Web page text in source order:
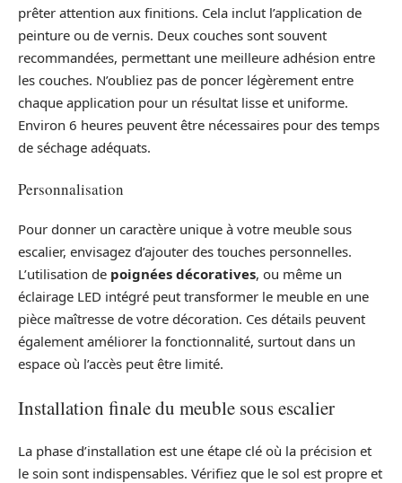
prêter attention aux finitions. Cela inclut l’application de
peinture ou de vernis. Deux couches sont souvent
recommandées, permettant une meilleure adhésion entre
les couches. N’oubliez pas de poncer légèrement entre
chaque application pour un résultat lisse et uniforme.
Environ 6 heures peuvent être nécessaires pour des temps
de séchage adéquats.
Personnalisation
Pour donner un caractère unique à votre meuble sous
escalier, envisagez d’ajouter des touches personnelles.
L’utilisation de poignées décoratives, ou même un
éclairage LED intégré peut transformer le meuble en une
pièce maîtresse de votre décoration. Ces détails peuvent
également améliorer la fonctionnalité, surtout dans un
espace où l’accès peut être limité.
Installation finale du meuble sous escalier
La phase d’installation est une étape clé où la précision et
le soin sont indispensables. Vérifiez que le sol est propre et